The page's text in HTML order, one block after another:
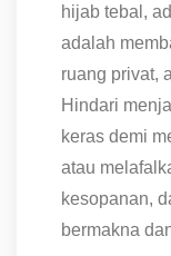
hijab tebal,
adalah
ruang privat,
Hindari
keras demi
atau
kesopanan,
bermakna